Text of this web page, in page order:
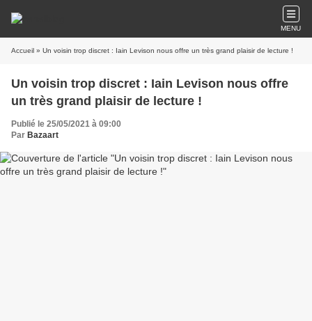
MENU
Accueil » Un voisin trop discret : Iain Levison nous offre un très grand plaisir de lecture !
Un voisin trop discret : Iain Levison nous offre
un très grand plaisir de lecture !
Publié le 25/05/2021 à 09:00
Par Bazaart